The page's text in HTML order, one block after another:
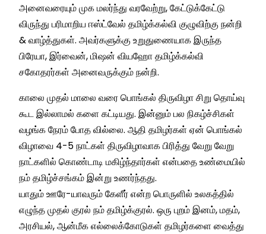
அனைவரையும் முக மலர்ந்து வரவேற்று, கேட்டுக்கேட்டு
விருந்து பரிமாறிய ஈஸ்ட்வேல் தமிழ்க்கல்வி குழுவிற்கு நன்றி
& வாழ்த்துகள். அவர்களுக்கு உறுதுணையாக இருந்த
பிரேயா, இர்வைன், மிஷன் வியஹோ தமிழ்க்கல்வி
சகோதரர்கள் அனைவருக்கும் நன்றி.
காலை முதல் மாலை வரை பொங்கல் திருவிழா சிறு தொய்வு
கூட இல்லாமல் களை கட்டியது. இன்னும் பல நிகழ்ச்சிகள்
வழங்க நேரம் போத வில்லை. ஆதி தமிழர்கள் ஏன் பொங்கல்
விழாவை 4-5 நாட்கள் திருவிழாவாக பிரித்து வேறு வேறு
நாட்களில் கொண்டாடி மகிழ்ந்தார்கள் என்பதை உண்மையில்
நம் தமிழ்ச்சங்கம் இன்று உணர்ந்தது.
யாதும் ஊரே-யாவரும் கேளீர் என்ற பொருளில் உலகத்தில்
எழுந்த முதல் குரல் நம் தமிழ்க்குரல். ஒரு புறம் இனம், மதம்,
அரசியல், ஆன்மீக எல்லைக்கோடுகள் தமிழர்களை வைத்து